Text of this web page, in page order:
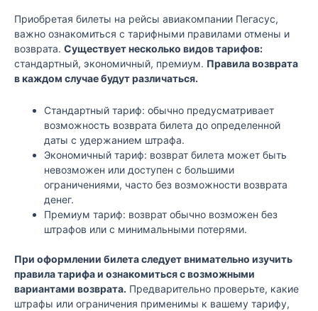
Приобретая билеты на рейсы авиакомпании Пегасус,
важно ознакомиться с тарифными правилами отмены и
возврата. Существует несколько видов тарифов:
стандартный, экономичный, премиум. Правила возврата
в каждом случае будут различаться.
Стандартный тариф: обычно предусматривает
возможность возврата билета до определенной
даты с удержанием штрафа.
Экономичный тариф: возврат билета может быть
невозможен или доступен с большими
ограничениями, часто без возможности возврата
денег.
Премиум тариф: возврат обычно возможен без
штрафов или с минимальными потерями.
При оформлении билета следует внимательно изучить
правила тарифа и ознакомиться с возможными
вариантами возврата. Предварительно проверьте, какие
штрафы или ограничения применимы к вашему тарифу,